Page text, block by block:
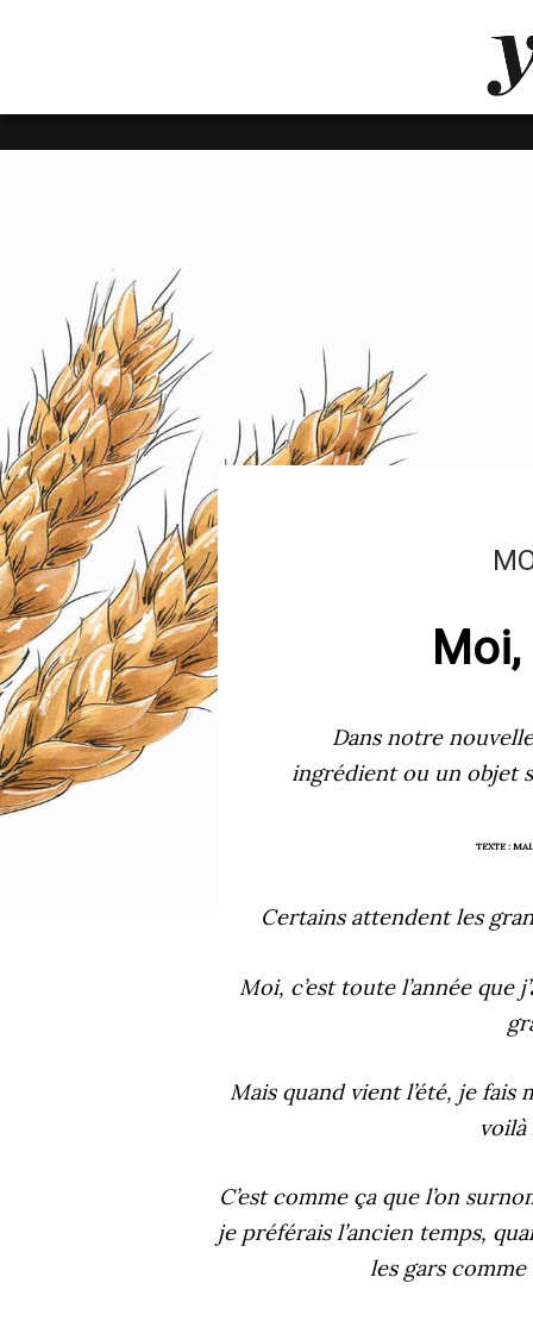
Dans notre
ingrédient ou un objet
TEXTE :
Certains attendent les
Moi, c’est toute l’année
Mais quand vient l’été, je fais
voilà
C’est comme ça que l’on
je préférais l’ancien temps,
les gars